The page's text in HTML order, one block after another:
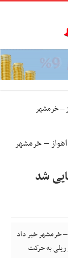
– خرمشهر
– خرمشهر
شد
– خرمشهر خبر داد
به حرکت